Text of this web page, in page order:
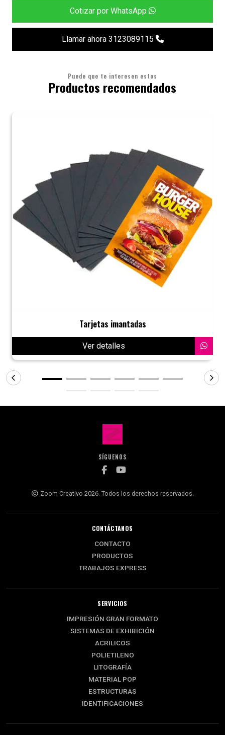
Cotizar por WhatsApp
Llamar ahora 3123089115
Puede que te interesen estos
Productos recomendados
Tarjetas imantadas
Ver detalles
SÍGUENOS
Zoom Creativo 2026. Todos los derechos reservados.
CONTÁCTANOS
CONTACTO
PRODUCTOS
TRABAJOS EXPRESS
SERVICIOS
IMPRESIÓN GRAN FORMATO
SISTEMAS DE EXHIBICIÓN
ACRILICOS
POLIETILENO
LITOGRAFÍA
MATERIAL POP
ESTRUCTURAS
IDENTIFICACIONES